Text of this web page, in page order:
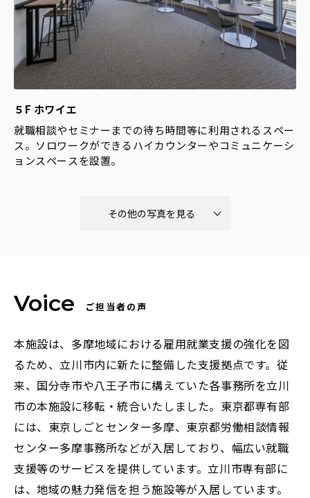
５F ホワイエ
就職相談やセミナーまでの待ち時間等に利用されるスペー
ス。ソロワークができるハイカウンターやコミュニケーシ
ョンスペースを設置。
その他の写真を見る
ご担当者の声
本施設は、多摩地域における雇用就業支援の強化を図
るため、立川市内に新たに整備した支援拠点です。従
来、国分寺市や八王子市に構えていた各事務所を立川
市の本施設に移転・統合いたしました。東京都専有部
には、東京しごとセンター多摩、東京都労働相談情報
センター多摩事務所などが入居しており、幅広い就職
支援等のサービスを提供しています。立川市専有部に
は、地域の魅力発信を担う施設等が入居しています。